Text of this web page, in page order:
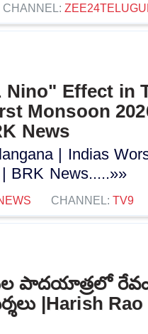
CHANNEL:
Nino" Effect in
Monsoon
News
| Indias
BRK News.....»»
CHANNEL: TV9
పాదయాత్రలో
|Harish